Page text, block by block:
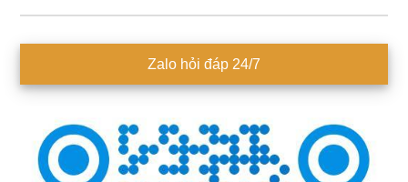
chính
Zalo hỏi đáp 24/7